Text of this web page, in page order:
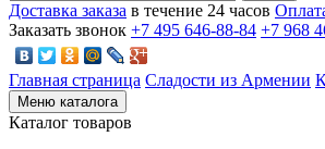
Доставка заказа в течение 24 часов
Заказать звонок +7 495 646-88-84 +7 968
Главная страница Сладости из Армении
Меню каталога
Каталог товаров